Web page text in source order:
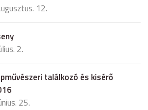
12.
2.
találkozó és kisérő
25.